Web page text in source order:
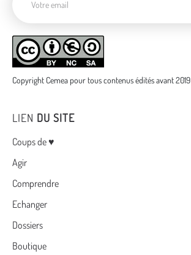
Copyright Cemea pour tous contenus édités avant 2019
LIEN DU SITE
Menu
Coups de ♥
Agir
Comprendre
Echanger
Dossiers
Boutique